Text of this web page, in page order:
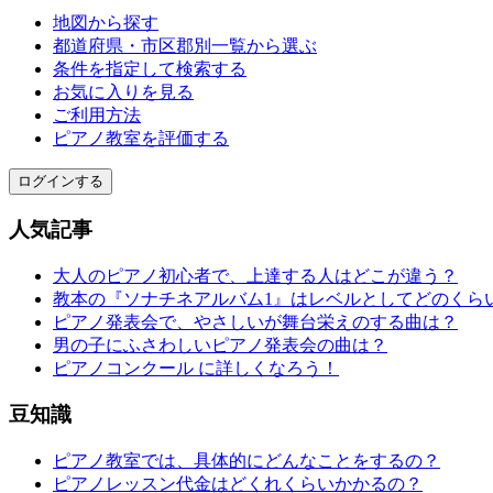
地図から探す
都道府県・市区郡別一覧から選ぶ
条件を指定して検索する
お気に入りを見る
ご利用方法
ピアノ教室を評価する
ログインする
人気記事
大人のピアノ初心者で、上達する人はどこが違う？
教本の『ソナチネアルバム1』はレベルとしてどのくら
ピアノ発表会で、やさしいが舞台栄えのする曲は？
男の子にふさわしいピアノ発表会の曲は？
ピアノコンクール に詳しくなろう！
豆知識
ピアノ教室では、具体的にどんなことをするの？
ピアノレッスン代金はどくれくらいかかるの？